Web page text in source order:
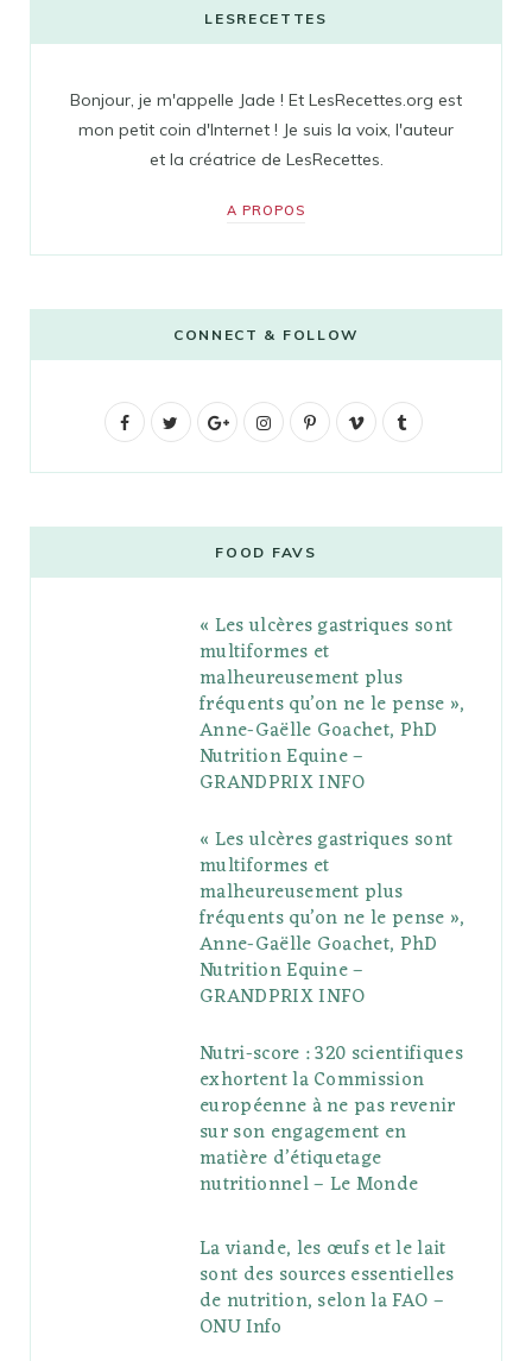
LESRECETTES
Bonjour, je m'appelle Jade ! Et LesRecettes.org est
mon petit coin d'Internet ! Je suis la voix, l'auteur
et la créatrice de LesRecettes.
A PROPOS
CONNECT & FOLLOW
F
b
t
G
l
e
P
l
s
I
a
g
r
a
P
e
r
e
s
V
o
l
r
FOOD FAVS
« Les ulcères gastriques sont
multiformes et
malheureusement plus
fréquents qu’on ne le pense »,
Anne-Gaëlle Goachet, PhD
Nutrition Equine –
GRANDPRIX INFO
« Les ulcères gastriques sont
multiformes et
malheureusement plus
fréquents qu’on ne le pense »,
Anne-Gaëlle Goachet, PhD
Nutrition Equine –
GRANDPRIX INFO
Nutri-score : 320 scientifiques
exhortent la Commission
européenne à ne pas revenir
sur son engagement en
matière d’étiquetage
nutritionnel – Le Monde
La viande, les œufs et le lait
sont des sources essentielles
de nutrition, selon la FAO –
ONU Info